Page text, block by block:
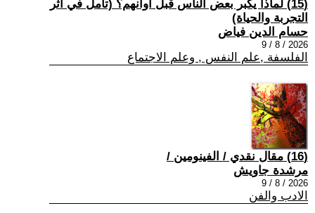
(15) لماذا يكبر بعض الناس قبل أوانهم؟ (تأمل في أثر
التجربة والحياة)
حسام الدين فياض
2026 / 8 / 9
الفلسفة ,علم النفس , وعلم الاجتماع
(16) مقال نقدي / الفينومين /
مرشدة جاويش
2026 / 8 / 9
الادب والفن